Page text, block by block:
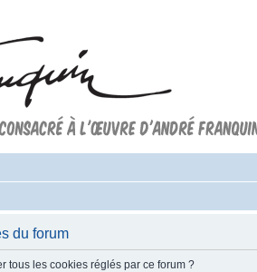
du forum
tous les cookies réglés par ce forum ?